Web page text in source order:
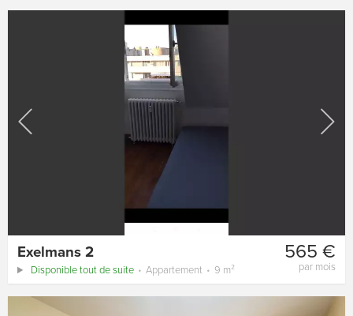
565 €
par mois
Exelmans 2
Disponible tout de suite Appartement 9 m²